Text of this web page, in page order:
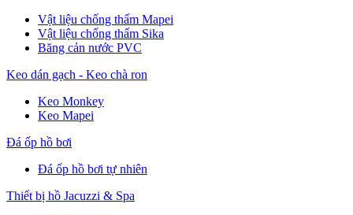
Vật liệu chống thấm Mapei
Vật liệu chống thấm Sika
Băng cản nước PVC
Keo dán gạch - Keo chà ron
Keo Monkey
Keo Mapei
Đá ốp hồ bơi
Đá ốp hồ bơi tự nhiên
Thiết bị hồ Jacuzzi & Spa